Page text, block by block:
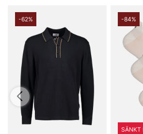
av 36% bomull, 34% polyamid, 13% ull
ger en mjuk och värmande känsla mot
erbjuder lätthet, polyamiden ger
ullen tillför värme och lyx.
Roland 3815 Jumper Tröjan är utrustad
ärmslut och nedtill som bidrar till en
design. Den tidlösa stilen gör att tröjan
med både jeans för en chill look och
Denna tröja är mer än bara ett
investering i din garderob. Med sitt
premiummaterialet kan du känna dig
efter säsong. Oavsett om du ska på jobb,
-62% -84%
SÄNKT